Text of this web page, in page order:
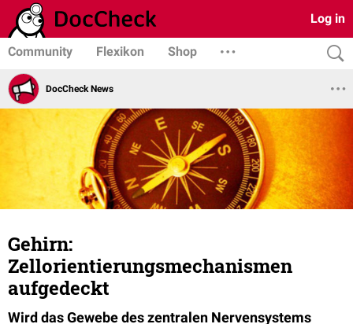
Log in
Community Flexikon Shop
DocCheck News
Gehirn:
Zellorientierungsmechanismen
aufgedeckt
Wird das Gewebe des zentralen Nervensystems